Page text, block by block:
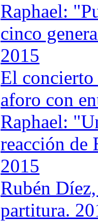
Raphael:
cinco
2015
El concierto
aforo con
Raphael:
reacción de
2015
Rubén
partitura.